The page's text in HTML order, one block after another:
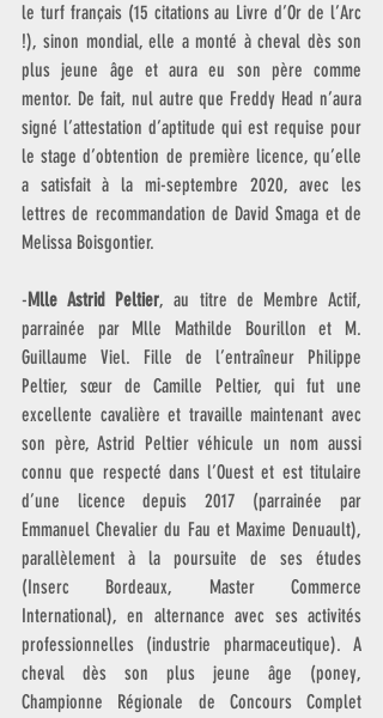
le turf français (15 citations au Livre d’Or de l’Arc
!), sinon mondial, elle a monté à cheval dès son
plus jeune âge et aura eu son père comme
mentor. De fait, nul autre que Freddy Head n’aura
signé l’attestation d’aptitude qui est requise pour
le stage d’obtention de première licence, qu’elle
a satisfait à la mi-septembre 2020, avec les
lettres de recommandation de David Smaga et de
Melissa Boisgontier.
-Mlle Astrid Peltier, au titre de Membre Actif,
parrainée par Mlle Mathilde Bourillon et M.
Guillaume Viel. Fille de l’entraîneur Philippe
Peltier, sœur de Camille Peltier, qui fut une
excellente cavalière et travaille maintenant avec
son père, Astrid Peltier véhicule un nom aussi
connu que respecté dans l’Ouest et est titulaire
d’une licence depuis 2017 (parrainée par
Emmanuel Chevalier du Fau et Maxime Denuault),
parallèlement à la poursuite de ses études
(Inserc Bordeaux, Master Commerce
International), en alternance avec ses activités
professionnelles (industrie pharmaceutique). A
cheval dès son plus jeune âge (poney,
Championne Régionale de Concours Complet